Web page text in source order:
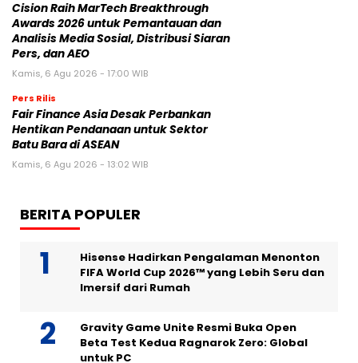
Cision Raih MarTech Breakthrough
Awards 2026 untuk Pemantauan dan
Analisis Media Sosial, Distribusi Siaran
Pers, dan AEO
Kamis, 6 Agu 2026 - 17:00 WIB
Pers Rilis
Fair Finance Asia Desak Perbankan
Hentikan Pendanaan untuk Sektor
Batu Bara di ASEAN
Kamis, 6 Agu 2026 - 13:02 WIB
BERITA POPULER
Hisense Hadirkan Pengalaman Menonton
FIFA World Cup 2026™ yang Lebih Seru dan
Imersif dari Rumah
Gravity Game Unite Resmi Buka Open
Beta Test Kedua Ragnarok Zero: Global
untuk PC